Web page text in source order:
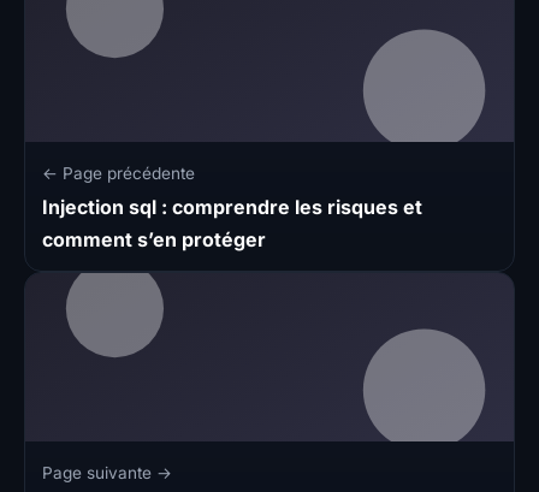
← Page précédente
Injection sql : comprendre les risques et
comment s’en protéger
Page suivante →